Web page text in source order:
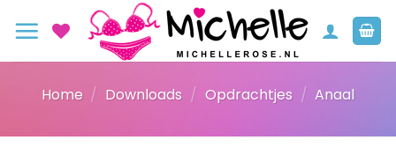
naar
Home / Downloads / Opdrachtjes / Anaal